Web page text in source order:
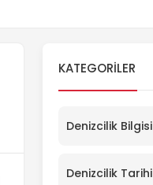
KATEGORILER
Denizcilik Bilgisi
Denizcilik Tarihi